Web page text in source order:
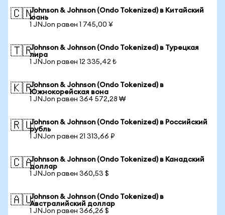
🇨🇳Johnson & Johnson (Ondo Tokenized) в Китайский
юань
1 JNJon равен 1 745,00 ¥
🇹🇷Johnson & Johnson (Ondo Tokenized) в Турецкая
лира
1 JNJon равен 12 335,42 ₺
🇰🇷Johnson & Johnson (Ondo Tokenized) в
Южнокорейская вона
1 JNJon равен 364 572,28 ₩
🇷🇺Johnson & Johnson (Ondo Tokenized) в Российский
рубль
1 JNJon равен 21 313,66 ₽
🇨🇦Johnson & Johnson (Ondo Tokenized) в Канадский
доллар
1 JNJon равен 360,53 $
🇦🇺Johnson & Johnson (Ondo Tokenized) в
Австралийский доллар
1 JNJon равен 366,26 $